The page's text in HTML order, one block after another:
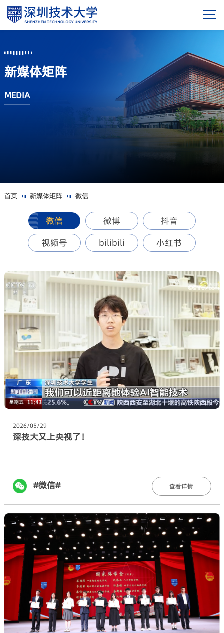
新媒体矩阵
MEDIA
首页 新媒体矩阵 微信
微信 微博
抖音
视频号
bilibili 小红书
2026/05/29
深技大又上央视了！
#微信# 查看详情